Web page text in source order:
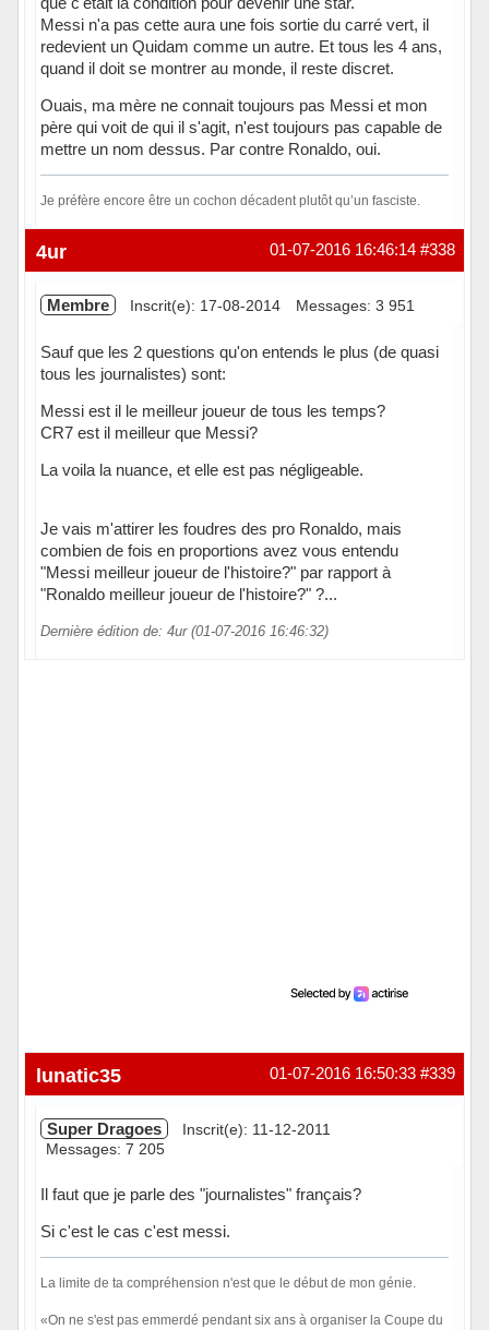
Messi n'a pas cette aura une fois sortie du carré vert, il
redevient un Quidam comme un autre. Et tous les 4 ans,
quand il doit se montrer au monde, il reste discret.
Ouais, ma mère ne connait toujours pas Messi et mon
père qui voit de qui il s'agit, n'est toujours pas capable de
mettre un nom dessus. Par contre Ronaldo, oui.
Je préfère encore être un cochon décadent plutôt qu’un fasciste.
Hors ligne #338
01-07-2016 16:46:14
4ur
Membre Inscrit(e): 17-08-2014 Messages: 3 951
Sauf que les 2 questions qu'on entends le plus (de quasi
tous les journalistes) sont:
Messi est il le meilleur joueur de tous les temps?
CR7 est il meilleur que Messi?
La voila la nuance, et elle est pas négligeable.
Je vais m'attirer les foudres des pro Ronaldo, mais
combien de fois en proportions avez vous entendu
"Messi meilleur joueur de l'histoire?" par rapport à
"Ronaldo meilleur joueur de l'histoire?" ?...
Dernière édition de: 4ur (01-07-2016 16:46:32)
#339
01-07-2016 16:50:33
lunatic35
Super Dragoes
Inscrit(e): 11-12-2011
Messages: 7 205
Il faut que je parle des "journalistes" français?
Si c'est le cas c'est messi.
La limite de ta compréhension n'est que le début de mon génie.
«On ne s'est pas emmerdé pendant six ans à organiser la Coupe du